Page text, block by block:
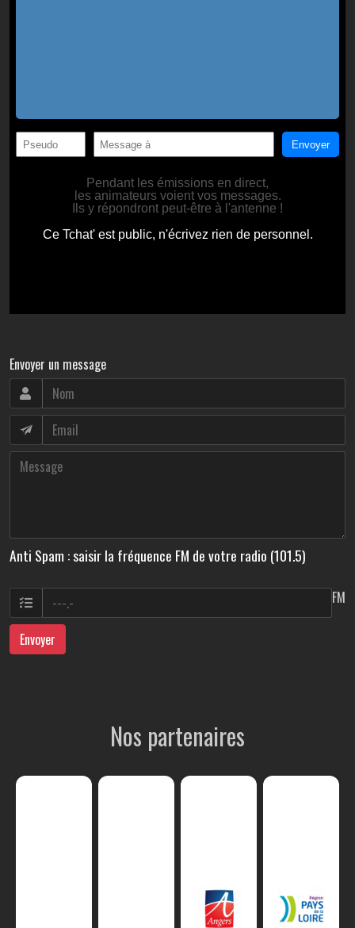
Envoyer un message
Anti Spam : saisir la fréquence FM de votre radio (101.5)
FM
Envoyer
Nos partenaires